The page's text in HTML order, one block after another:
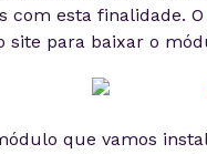
com esta finalidade.
site para baixar o
que vamos